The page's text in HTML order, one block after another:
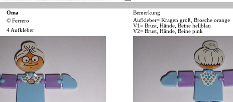
Oma
Bemerkung
© Ferrero
Aufkleber= Kragen groß, Brosche orange
V1= Brust, Hände, Beine hellblau
V2= Brust, Hände, Beine pink
4 Aufkleber